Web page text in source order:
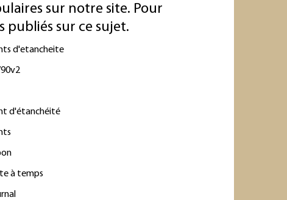
sur notre site. Pour
publiés sur ce sujet.
d'etancheite
d'étanchéité
à temps